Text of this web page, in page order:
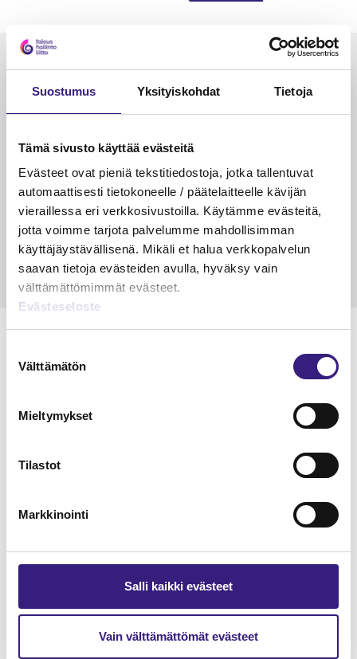
Suostumus Yksityiskohdat Tietoja
Tämä sivusto käyttää evästeitä
Evästeet ovat pieniä tekstitiedostoja, jotka tallentuvat
automaattisesti tietokoneelle / päätelaitteelle kävijän
vieraillessa eri verkkosivustoilla. Käytämme evästeitä,
jotta voimme tarjota palvelumme mahdollisimman
käyttäjäystävällisenä. Mikäli et halua verkkopalvelun
saavan tietoja evästeiden avulla, hyväksy vain
välttämättömimmät evästeet.
Evästeseloste
valinta
Välttämätön
Mieltymykset
Tilastot
Markkinointi
Salli kaikki evästeet
Vain välttämättömät evästeet
Luetuimmat
VEROTUS
verotuksessa – omien kulujen
veloitus, kulujen edelleen­
veloitus ja läpi­laskutus
Petri Salomaa
15.5.2023
Tarja
Tilaa Tilisanomien
lukuoikeus